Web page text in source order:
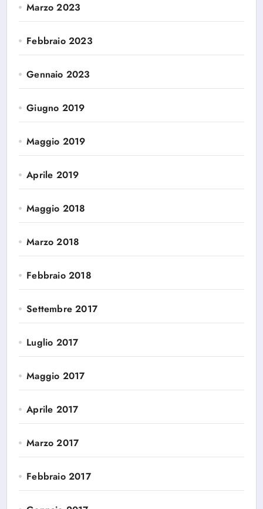
Marzo 2023
Febbraio 2023
Gennaio 2023
Giugno 2019
Maggio 2019
Aprile 2019
Maggio 2018
Marzo 2018
Febbraio 2018
Settembre 2017
Luglio 2017
Maggio 2017
Aprile 2017
Marzo 2017
Febbraio 2017